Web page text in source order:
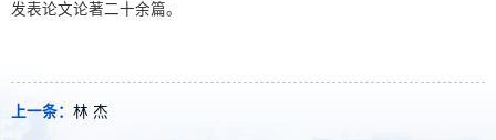
发表论文论著二十余篇。
上一条： 林 杰